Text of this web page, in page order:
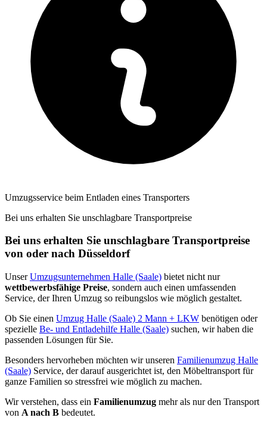
Umzugsservice beim Entladen eines Transporters
Bei uns erhalten Sie unschlagbare Transportpreise
Bei uns erhalten Sie unschlagbare Transportpreise
von oder nach Düsseldorf
UnserUmzugsunternehmen Halle (Saale) bietet nicht nur
wettbewerbsfähige Preise, sondern auch einen umfassenden
Service, der Ihren Umzug so reibungslos wie möglich gestaltet.
Ob Sie einen Umzug Halle (Saale) 2 Mann + LKW benötigen oder
spezielle Be- und Entladehilfe Halle (Saale) suchen, wir haben die
passenden Lösungen für Sie.
Besonders hervorheben möchten wir unseren Familienumzug Halle
(Saale) Service, der darauf ausgerichtet ist, den Möbeltransport für
ganze Familien so stressfrei wie möglich zu machen.
Wir verstehen, dass ein Familienumzug mehr als nur den Transport
von A nach B bedeutet.